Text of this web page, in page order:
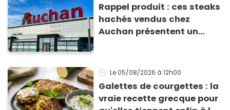
Rappel produit : ces steaks
hachés vendus chez
Auchan présentent un
Le 05/08/2026 à 12h00
Galettes de courgettes : la
vraie recette grecque pour